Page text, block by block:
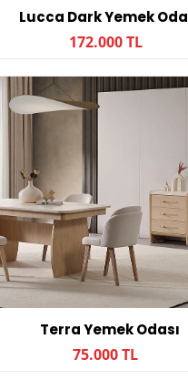
Lucca Dark Yemek
172.000 TL
Terra Yemek Odası
75.000 TL